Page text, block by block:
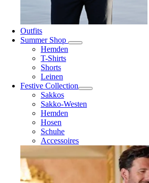
Outfits
Summer Shop
Hemden
T-Shirts
Shorts
Leinen
Festive Collection
Sakkos
Sakko-Westen
Hemden
Hosen
Schuhe
Accessoires